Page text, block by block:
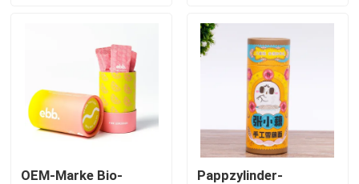
Treten Sie mit uns in Verbindung
Fordern Sie ein Zitat
Geschenkbox aus Karton
Pappröhre-Geschenkbox
OEM-Marke Bio-
Pappzylinder-